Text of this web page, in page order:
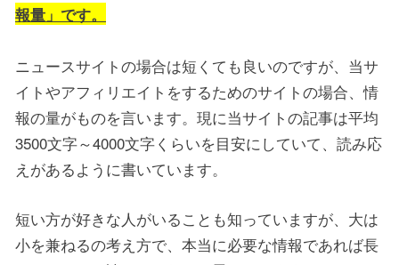
報量」です。
ニュースサイトの場合は短くても良いのですが、当サ
イトやアフィリエイトをするためのサイトの場合、情
報の量がものを言います。現に当サイトの記事は平均
3500文字～4000文字くらいを目安にしていて、読み応
えがあるように書いています。
短い方が好きな人がいることも知っていますが、大は
小を兼ねるの考え方で、本当に必要な情報であれば長